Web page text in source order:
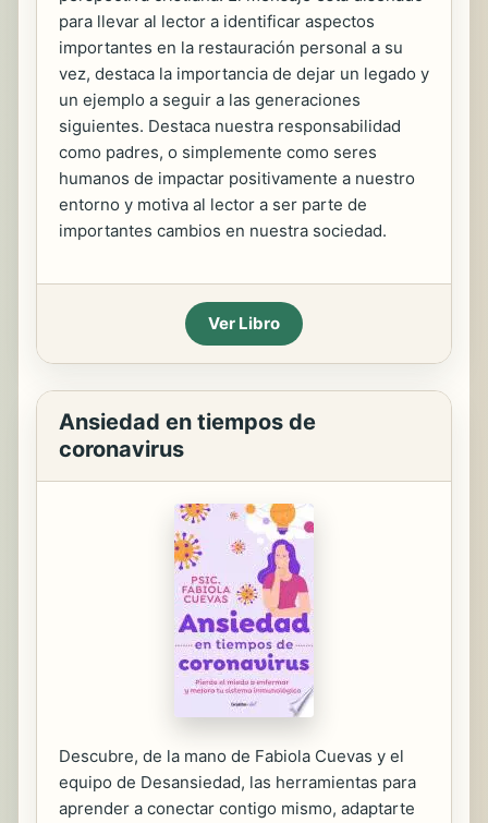
para llevar al lector a identificar aspectos
importantes en la restauración personal a su
vez, destaca la importancia de dejar un legado y
un ejemplo a seguir a las generaciones
siguientes. Destaca nuestra responsabilidad
como padres, o simplemente como seres
humanos de impactar positivamente a nuestro
entorno y motiva al lector a ser parte de
importantes cambios en nuestra sociedad.
Ver Libro
Ansiedad en tiempos de
coronavirus
Descubre, de la mano de Fabiola Cuevas y el
equipo de Desansiedad, las herramientas para
aprender a conectar contigo mismo, adaptarte